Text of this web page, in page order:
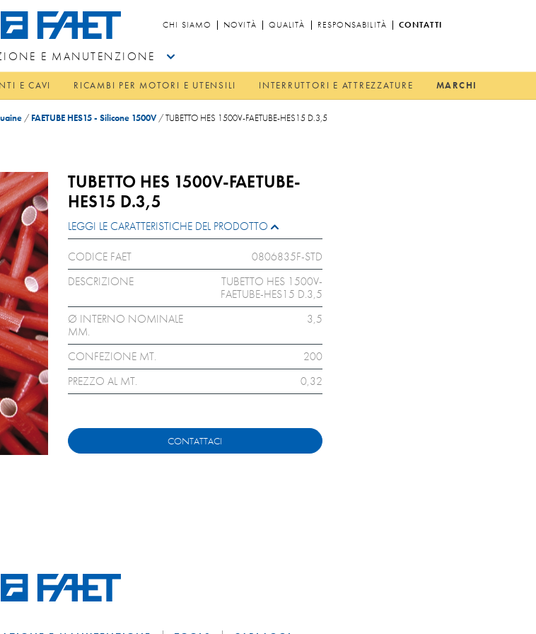
CHI SIAMO NOVITÀ QUALITÀ RESPONSABILITÀ CONTATTI
E MANUTENZIONE
E CAVI RICAMBI PER MOTORI E UTENSILI INTERRUTTORI E ATTREZZATURE MARCHI
/ FAETUBE HES15 - Silicone 1500V/TUBETTO HES 1500V-FAETUBE-HES15 D.3,5
TUBETTO HES 1500V-FAETUBE-
HES15 D.3,5
LEGGI LE CARATTERISTICHE DEL PRODOTTO
CODICE FAET
0806835F-STD
DESCRIZIONE
TUBETTO HES 1500V-
FAETUBE-HES15 D.3,5
Ø INTERNO NOMINALE
MM.
3,5
CONFEZIONE MT.
200
PREZZO AL MT.
0,32
CONTATTACI